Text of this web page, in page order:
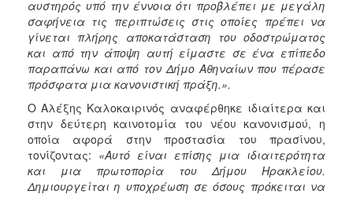
αυστηρός υπό την έννοια ότι προβλέπει με μεγάλη
σαφήνεια τις περιπτώσεις στις οποίες πρέπει να
γίνεται πλήρης αποκατάσταση του οδοστρώματος
και από την άποψη αυτή είμαστε σε ένα επίπεδο
παραπάνω και από τον Δήμο Αθηναίων που πέρασε
πρόσφατα μια κανονιστική πράξη.».
Ο Αλέξης Καλοκαιρινός αναφέρθηκε ιδιαίτερα και
στην δεύτερη καινοτομία του νέου κανονισμού, η
οποία αφορά στην προστασία του πρασίνου,
τονίζοντας: «Αυτό είναι επίσης μια ιδιαιτερότητα
και μια πρωτοπορία του Δήμου Ηρακλείου.
Δημιουργείται η υποχρέωση σε όσους πρόκειται να